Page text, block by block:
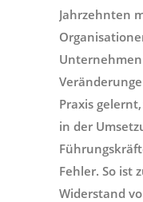
Jahrzehnten
Praxis
in der
Fehler. So ist
Widerstand